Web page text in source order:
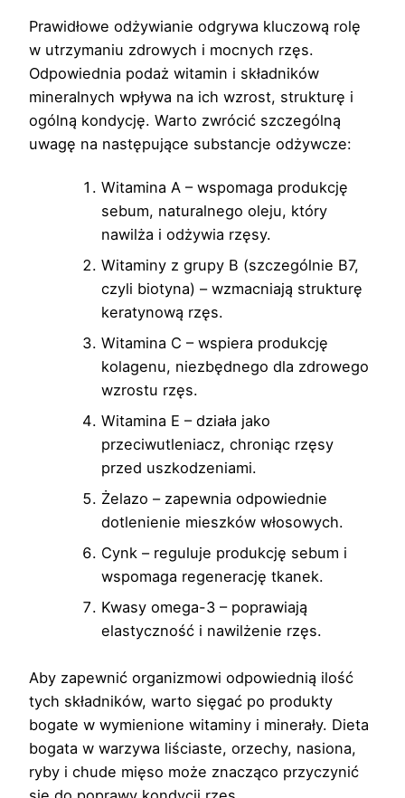
Prawidłowe odżywianie odgrywa kluczową rolę
w utrzymaniu zdrowych i mocnych rzęs.
Odpowiednia podaż witamin i składników
mineralnych wpływa na ich wzrost, strukturę i
ogólną kondycję. Warto zwrócić szczególną
uwagę na następujące substancje odżywcze:
Witamina A – wspomaga produkcję
sebum, naturalnego oleju, który
nawilża i odżywia rzęsy.
Witaminy z grupy B (szczególnie B7,
czyli biotyna) – wzmacniają strukturę
keratynową rzęs.
Witamina C – wspiera produkcję
kolagenu, niezbędnego dla zdrowego
wzrostu rzęs.
Witamina E – działa jako
przeciwutleniacz, chroniąc rzęsy
przed uszkodzeniami.
Żelazo – zapewnia odpowiednie
dotlenienie mieszków włosowych.
Cynk – reguluje produkcję sebum i
wspomaga regenerację tkanek.
Kwasy omega-3 – poprawiają
elastyczność i nawilżenie rzęs.
Aby zapewnić organizmowi odpowiednią ilość
tych składników, warto sięgać po produkty
bogate w wymienione witaminy i minerały. Dieta
bogata w warzywa liściaste, orzechy, nasiona,
ryby i chude mięso może znacząco przyczynić